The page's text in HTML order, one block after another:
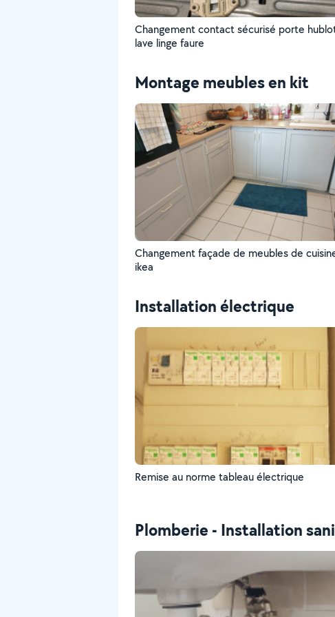
Changement contact sécurisé porte hublot
lave linge faure
Montage meubles en kit
Changement façade de meubles de cuisine
ikea
Installation électrique
Remise au norme tableau électrique
Plomberie - Installation